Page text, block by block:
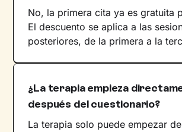
No, la primera cita ya es gratuita
El descuento se aplica a las
posteriores, de la primera a la
¿La terapia empieza
después del cuestionario?
La terapia solo puede empezar